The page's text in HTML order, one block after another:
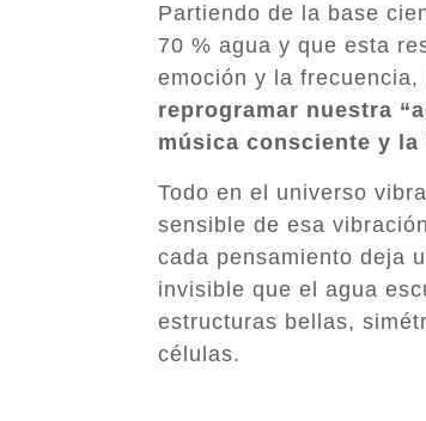
Partiendo de la base
70 % agua y que esta
emoción y la
reprogramar nuestra
música consciente y
Todo en el universo
sensible de esa
cada pensamiento deja
invisible que el agua
estructuras bellas,
células.